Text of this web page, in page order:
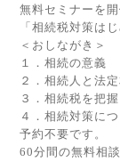
無料セミナーを
「相続税対策は
＜おしながき＞
１．相続の意義
２．相続人と法
３．相続税を把握
４．相続対策に
予約不要です。
60分間の無料相